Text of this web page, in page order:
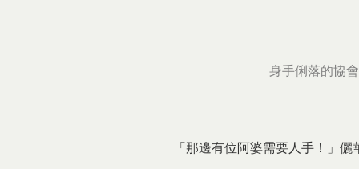
身手俐落的協
「那邊有位阿婆需要人手！」儷